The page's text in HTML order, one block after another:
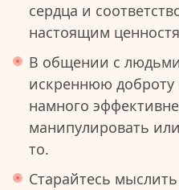
сердца и
настоящим
В общении с
искреннюю доброту
намного
манипулировать
то.
Старайтесь